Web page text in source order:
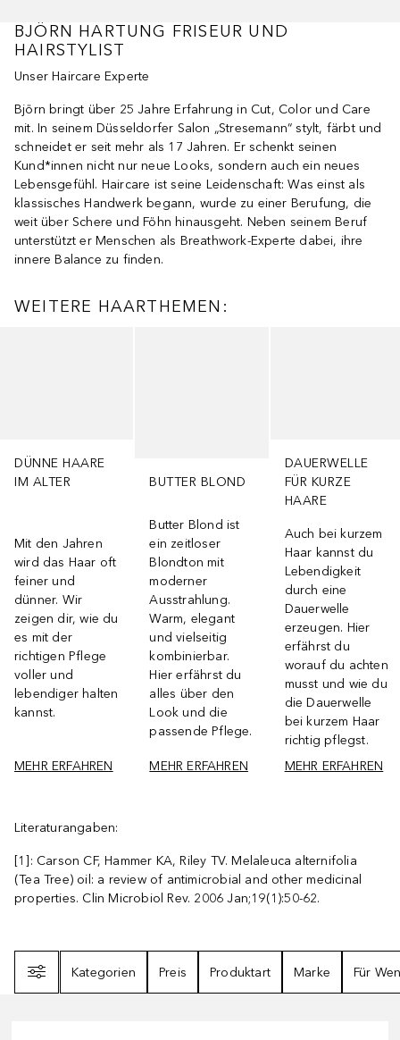
BJÖRN HARTUNG FRISEUR UND
HAIRSTYLIST
Unser Haircare Experte
Björn bringt über 25 Jahre Erfahrung in Cut, Color und Care
mit. In seinem Düsseldorfer Salon „Stresemann“ stylt, färbt und
schneidet er seit mehr als 17 Jahren. Er schenkt seinen
Kund*innen nicht nur neue Looks, sondern auch ein neues
Lebensgefühl. Haircare ist seine Leidenschaft: Was einst als
klassisches Handwerk begann, wurde zu einer Berufung, die
weit über Schere und Föhn hinausgeht. Neben seinem Beruf
unterstützt er Menschen als Breathwork-Experte dabei, ihre
innere Balance zu finden.
WEITERE HAARTHEMEN:
DÜNNE HAARE
IM ALTER
Mit den Jahren
wird das Haar oft
feiner und
dünner. Wir
zeigen dir, wie du
es mit der
richtigen Pflege
voller und
lebendiger halten
kannst.
MEHR ERFAHREN
BUTTER BLOND
Butter Blond ist
ein zeitloser
Blondton mit
moderner
Ausstrahlung.
Warm, elegant
und vielseitig
kombinierbar.
Hier erfährst du
alles über den
Look und die
passende Pflege.
MEHR ERFAHREN
DAUERWELLE
FÜR KURZE
HAARE
Auch bei kurzem
Haar kannst du
Lebendigkeit
durch eine
Dauerwelle
erzeugen. Hier
erfährst du
worauf du achten
musst und wie du
die Dauerwelle
bei kurzem Haar
richtig pflegst.
MEHR ERFAHREN
Literaturangaben:
[1]: Carson CF, Hammer KA, Riley TV. Melaleuca alternifolia
(Tea Tree) oil: a review of antimicrobial and other medicinal
properties. Clin Microbiol Rev. 2006 Jan;19(1):50-62.
Kategorien
Preis Produktart Marke Für